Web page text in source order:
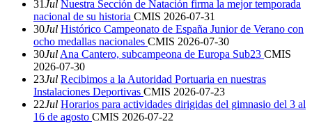
31Jul Nuestra Sección de Natación firma la mejor temporada
nacional de su historia CMIS 2026-07-31
30Jul Histórico Campeonato de España Junior de Verano con
ocho medallas nacionales CMIS 2026-07-30
30Jul Ana Cantero, subcampeona de Europa Sub23 CMIS
2026-07-30
23Jul Recibimos a la Autoridad Portuaria en nuestras
Instalaciones Deportivas CMIS 2026-07-23
22Jul Horarios para actividades dirigidas del gimnasio del 3 al
16 de agosto CMIS 2026-07-22